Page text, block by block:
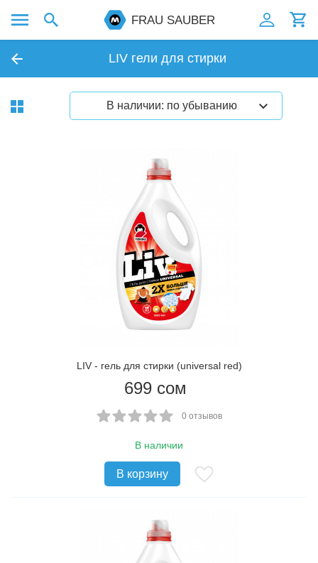
FRAU SAUBER
LIV гели для стирки
В наличии: по убыванию
LIV - гель для стирки (universal red)
699 сом
0 отзывов
В наличии
В корзину